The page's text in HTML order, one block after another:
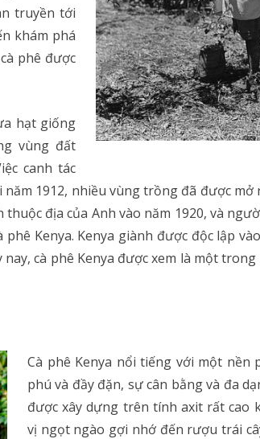
truyền tới
khám phá
phê được
hạt giống
vùng đất
canh tác
1912, nhiều vùng trồng đã được mở
địa của Anh vào năm 1920, và
Kenya. Kenya giành được độc lập
cà phê Kenya được xem là một
Cà phê Kenya nổi tiếng với một nền
phú và đầy đặn, sự cân bằng và đa
được xây dựng trên tính axit rất cao
vị ngọt ngào gợi nhớ đến rượu trái